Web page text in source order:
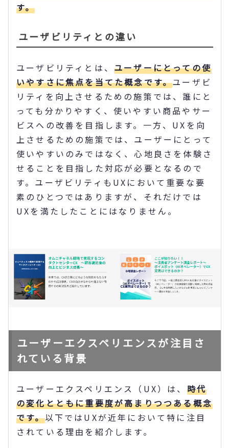
す。
ユーザビリティとの違い
ユーザビリティとは、 ユーザーにとっての使
いやすさに焦点を当てた概念です。ユーザビ
リティを向上させるための施策では、誰にと
っても分かりやすく、使いやすい商品やサー
ビスへの改善を目指します。一方、UXを向
上させるための施策では、ユーザーにとって
使いやすいのみではなく、心地良さを体験さ
せることを目指した対応が必要となるので
す。ユーザビリティもUXにおいて重要な要
素のひとつではありますが、それだけでは
UXを満たしたことにはなりません。
ユーザーエクスペリエンスが注目さ
れている背景
ユーザーエクスペリエンス（UX）は、 時代
の変化とともに重要度が高まりつつある概念
です。以下ではUXが近年において特に注目
されている理由を紹介します。